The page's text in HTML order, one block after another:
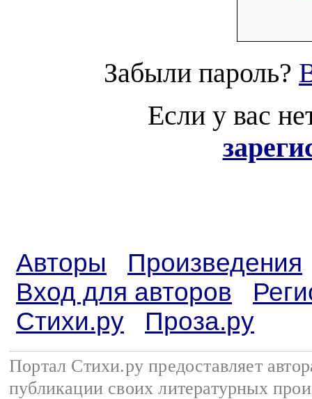
Забыли пароль?
Если у вас
Авторы
Произведения
Вход для авторов
Стихи.ру
Проза.ру
Портал Стихи.ру предоставляет
публикации своих литературных